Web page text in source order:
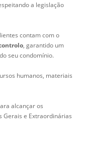
a legislação
contam com o
, garantido um
seu condomínio.
humanos, materiais
alcançar os
Gerais e Extraordinárias